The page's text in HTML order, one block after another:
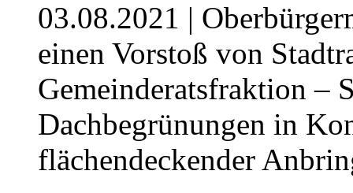
03.08.2021 |
einen Vorstoß von
Gemeinderatsfraktion –
Dachbegrünungen in
flächendeckender